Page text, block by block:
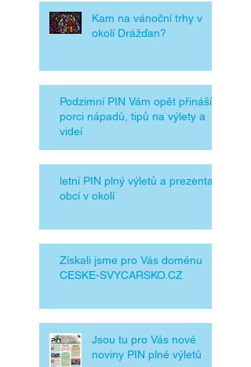
Kam na vánoční trhy v
okolí Drážďan?
Podzimní PIN Vám opět přináší
porci nápadů, tipů na výlety a
videí
letní PIN plný výletů a prezentací
obcí v okolí
Získali jsme pro Vás doménu
CESKE-SVYCARSKO.CZ
Jsou tu pro Vás nové
noviny PIN plné výletů